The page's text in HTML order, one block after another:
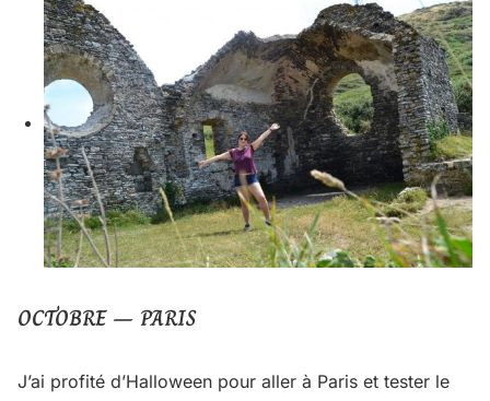
OCTOBRE – PARIS
J’ai profité d’Halloween pour aller à Paris et tester le